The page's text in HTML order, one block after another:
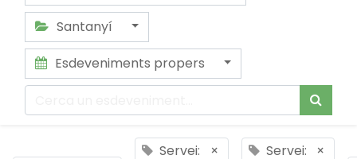
Santanyí
Esdeveniments propers
Servei:
×
Servei:
×